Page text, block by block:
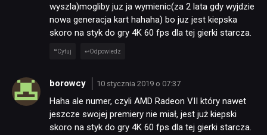
wyszla)mogliby juz ja wymienic(za 2 lata gdy wyjdzie
nowa generacja kart hahaha) bo juz jest kiepska
skoro na styk do gry 4K 60 fps dla tej gierki starcza.
Cytuj Odpowiedz
borowcy 10 stycznia 2019 o 07:37
Haha ale numer, czyli AMD Radeon VII który nawet
jeszcze swojej premiery nie miał, jest już kiepski
skoro na styk do gry 4K 60 fps dla tej gierki starcza.